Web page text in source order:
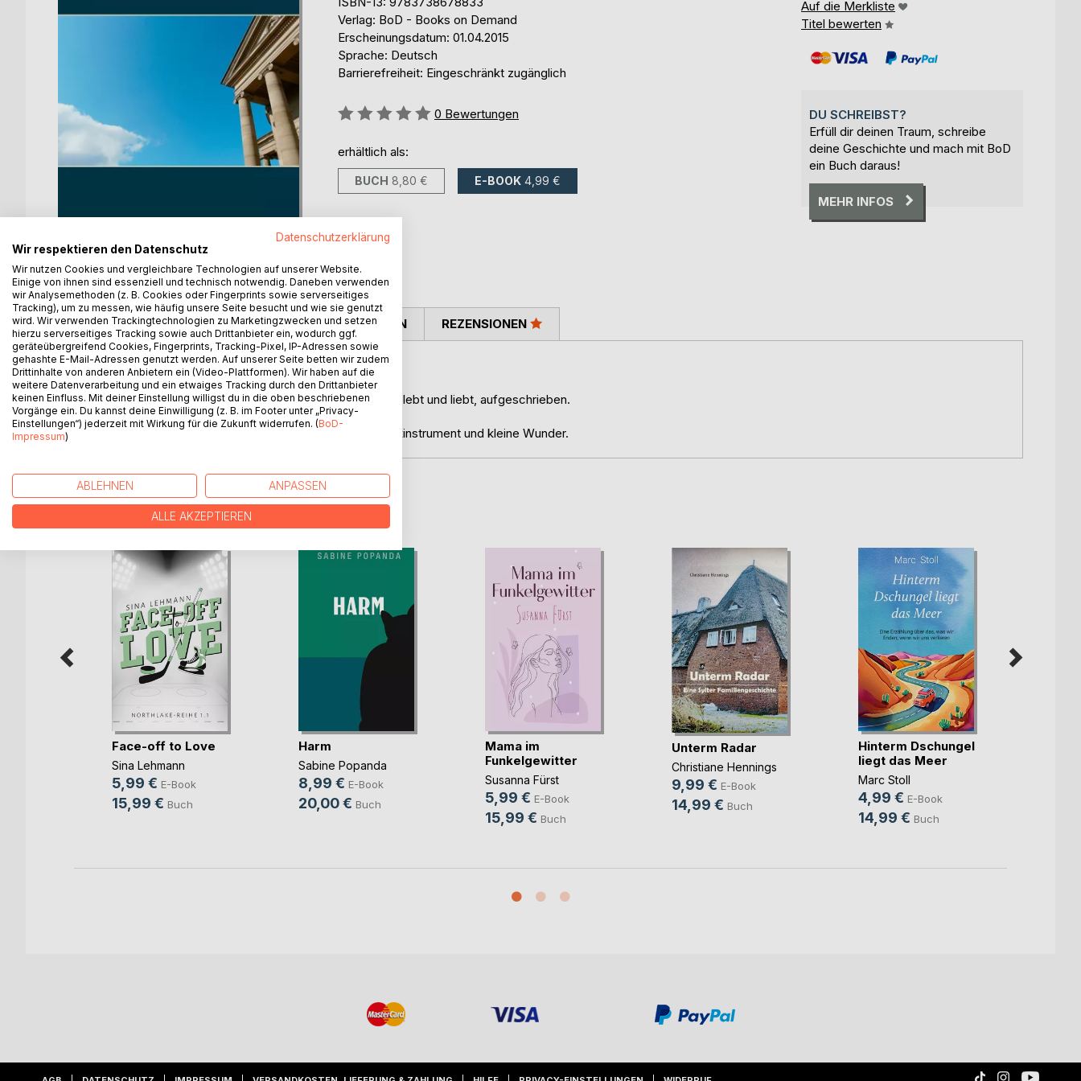
Verlag: BoD - Books on Demand
Erscheinungsdatum: 01.04.2015
Sprache: Deutsch
Barrierefreiheit: Eingeschränkt zugänglich
Bewertung::
0 Bewertungen
erhältlich als:
BUCH 8,80 € E-BOOK 4,99 €
Auf die Merkliste
Titel bewerten
DU SCHREIBST?
Erfüll dir deinen Traum, schreibe
deine Geschichte und mach mit BoD
ein Buch daraus!
MEHR INFOS
BESCHREIBUNG
Lass mich überlegen. Was ich da geschrieben habe?
Es ist einfach – ich habe alles das, was in meinem Herzen lebt und liebt, aufgeschrieben.
Über die Liebe, Wunden und Verletzungen, über ein Musikinstrument und kleine Wunder.
AUTOR/IN PRESSESTIMMEN REZENSIONEN
WEITERE TITEL BEIBoD
Face-off to Love
Sina Lehmann
5,99 € E-Book
15,99 € Buch
Harm
Sabine Popanda
8,99 € E-Book
20,00 € Buch
Mama im
Funkelgewitter
Susanna Fürst
5,99 € E-Book
15,99 € Buch
Unterm Radar
Christiane Hennings
9,99 € E-Book
14,99 € Buch
Hinterm Dschungel
liegt das Meer
Marc Stoll
4,99 € E-Book
14,99 € Buch
Datenschutzerklärung
Wir respektieren den Datenschutz
Wir nutzen Cookies und vergleichbare Technologien auf unserer Website.
Einige von ihnen sind essenziell und technisch notwendig. Daneben verwenden
wir Analysemethoden (z. B. Cookies oder Fingerprints sowie serverseitiges
Tracking), um zu messen, wie häufig unsere Seite besucht und wie sie genutzt
wird. Wir verwenden Trackingtechnologien zu Marketingzwecken und setzen
hierzu serverseitiges Tracking sowie auch Drittanbieter ein, wodurch ggf.
geräteübergreifend Cookies, Fingerprints, Tracking-Pixel, IP-Adressen sowie
gehashte E-Mail-Adressen genutzt werden. Auf unserer Seite betten wir zudem
Drittinhalte von anderen Anbietern ein (Video-Plattformen). Wir haben auf die
weitere Datenverarbeitung und ein etwaiges Tracking durch den Drittanbieter
keinen Einfluss. Mit deiner Einstellung willigst du in die oben beschriebenen
Vorgänge ein. Du kannst deine Einwilligung (z. B. im Footer unter „Privacy-
Einstellungen“) jederzeit mit Wirkung für die Zukunft widerrufen. (BoD-
Impressum)
ABLEHNEN ANPASSEN
ALLE AKZEPTIEREN